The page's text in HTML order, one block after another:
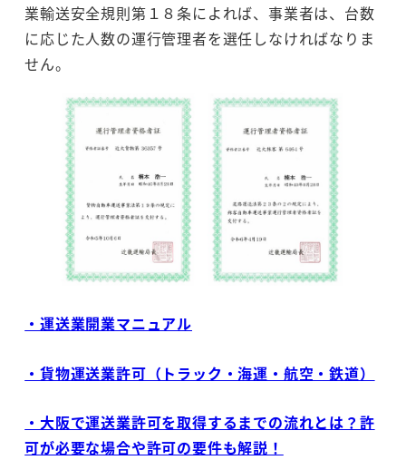
業輸送安全規則第１８条によれば、事業者は、台数
に応じた人数の運行管理者を選任しなければなりま
せん。
・運送業開業マニュアル
・貨物運送業許可（トラック・海運・航空・鉄道）
・大阪で運送業許可を取得するまでの流れとは？許
可が必要な場合や許可の要件も解説！